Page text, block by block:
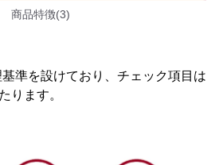
商品特徴(3)
準を設けており、チェック項目は
ります。